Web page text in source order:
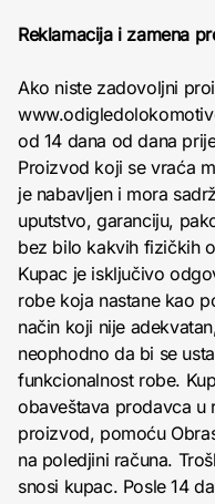
Reklamacija i zamena
Ako niste zadovoljni
od 14 dana od dana
Proizvod koji se vraća
je nabavljen i mora
uputstvo, garanciju,
bez bilo kakvih fizičkih
Kupac je isključivo
robe koja nastane kao
način koji nije
neophodno da bi se
funkcionalnost robe.
obaveštava prodavca u
proizvod, pomoću
na poledjini računa.
snosi kupac. Posle 14